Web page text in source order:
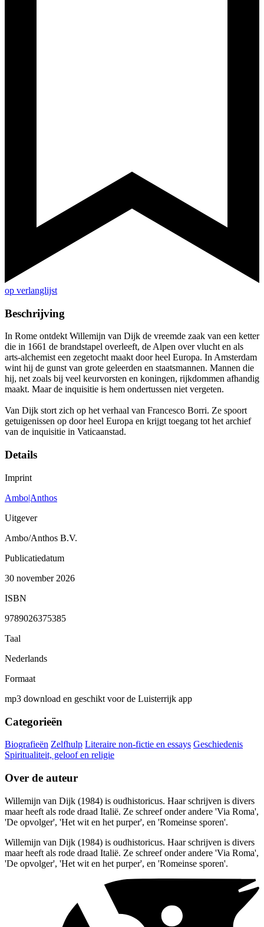
op verlanglijst
Beschrijving
In Rome ontdekt Willemijn van Dijk de vreemde zaak van een ketter
die in 1661 de brandstapel overleeft, de Alpen over vlucht en als
arts-alchemist een zegetocht maakt door heel Europa. In Amsterdam
wint hij de gunst van grote geleerden en staatsmannen. Mannen die
hij, net zoals bij veel keurvorsten en koningen, rijkdommen afhandig
maakt. Maar de inquisitie is hem ondertussen niet vergeten.
Van Dijk stort zich op het verhaal van Francesco Borri. Ze spoort
getuigenissen op door heel Europa en krijgt toegang tot het archief
van de inquisitie in Vaticaanstad.
Details
Imprint
Ambo|Anthos
Uitgever
Ambo/Anthos B.V.
Publicatiedatum
30 november 2026
ISBN
9789026375385
Taal
Nederlands
Formaat
mp3 download en geschikt voor de Luisterrijk app
Categorieën
Biografieën Zelfhulp Literaire non-fictie en essays Geschiedenis
Spiritualiteit, geloof en religie
Over de auteur
Willemijn van Dijk (1984) is oudhistoricus. Haar schrijven is divers
maar heeft als rode draad Italië. Ze schreef onder andere 'Via Roma',
'De opvolger', 'Het wit en het purper', en 'Romeinse sporen'.
Willemijn van Dijk (1984) is oudhistoricus. Haar schrijven is divers
maar heeft als rode draad Italië. Ze schreef onder andere 'Via Roma',
'De opvolger', 'Het wit en het purper', en 'Romeinse sporen'.